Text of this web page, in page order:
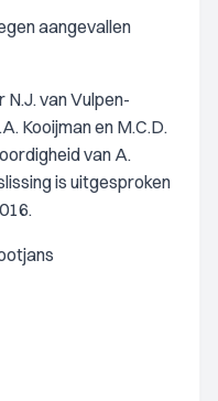
aangevallen
van Vulpen-
Kooijman en M.C.D.
van A.
is uitgesproken